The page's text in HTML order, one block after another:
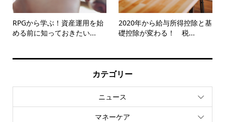
RPGから学ぶ！資産運用を始
める前に知っておきたい...
2020年から給与所得控除と基
礎控除が変わる！ 税...
カテゴリー
ニュース
マネーケア